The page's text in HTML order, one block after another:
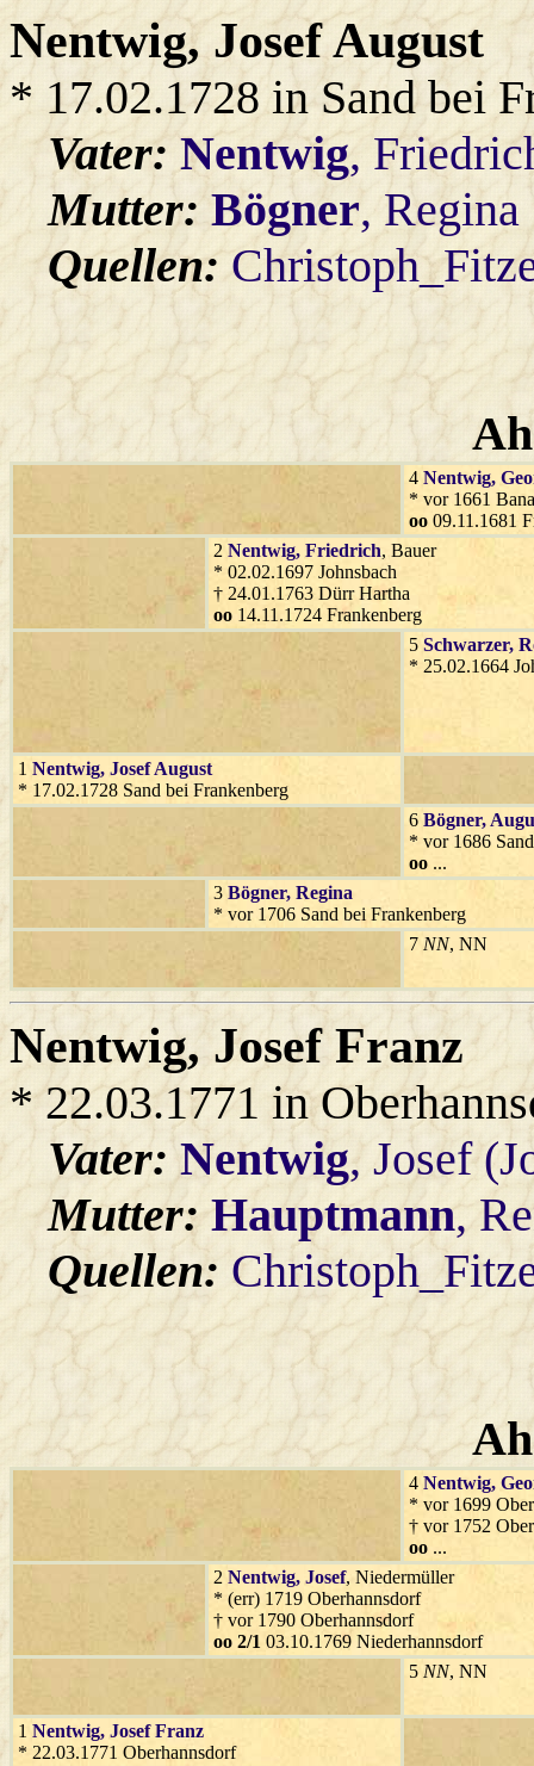
Nentwig, Josef August
* 17.02.1728 in Sand bei
Vater:Nentwig,
Mutter:Bögner, Regina
Quellen:
4 Nentwig,
* vor 1661
oo 09.11.1681
2 Nentwig, Friedrich, Bauer
* 02.02.1697 Johnsbach
† 24.01.1763 Dürr Hartha
oo 14.11.1724 Frankenberg
5 Schwarzer,
* 25.02.1664
1 Nentwig, Josef August
* 17.02.1728 Sand bei Frankenberg
6 Bögner,
* vor 1686
oo ...
3 Bögner, Regina
* vor 1706 Sand bei Frankenberg
7 NN, NN
Nentwig, Josef Franz
* 22.03.1771 in
Vater:Nentwig, Josef
Mutter:Hauptmann,
Quellen:
4 Nentwig,
* vor 1699
† vor 1752
oo ...
2 Nentwig, Josef, Niedermüller
* (err) 1719 Oberhannsdorf
† vor 1790 Oberhannsdorf
oo 2/1 03.10.1769 Niederhannsdorf
5 NN, NN
1 Nentwig, Josef Franz
* 22.03.1771 Oberhannsdorf